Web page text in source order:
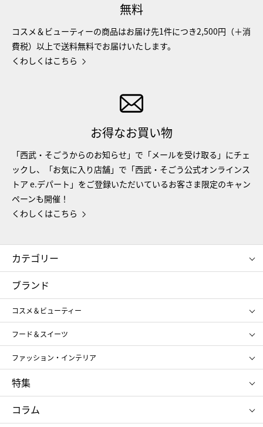
無料
コスメ＆ビューティーの商品はお届け先1件につき2,500円（＋消
費税）以上で送料無料でお届けいたします。
くわしくはこちら
お得なお買い物
「西武・そごうからのお知らせ」で「メールを受け取る」にチェ
ックし、「お気に入り店舗」で「西武・そごう公式オンラインス
トア e.デパート」をご登録いただいているお客さま限定のキャン
ペーンも開催！
くわしくはこちら
カテゴリー
コスメ＆ビューティー
ギフト
レディース
メンズ
スポーツ・アウトドア
お中元
お歳暮
ブランド
コスメ＆ビューティー
SHISEIDO
ポール&ジョー ボーテ
ジルスチュアート
NARS
RMK
クリニーク
SK-Ⅱ
フード＆スイーツ
アンリ・シャルパンティエ
ゴディバ
新宿高野
たねや
ねんりん家
ファッション・インテリア
ポロ ラルフ ローレン
タケオ キクチ
ママ＆キッズ
シュタイフ
特集
お中元
ひな人形
五月人形
コラム